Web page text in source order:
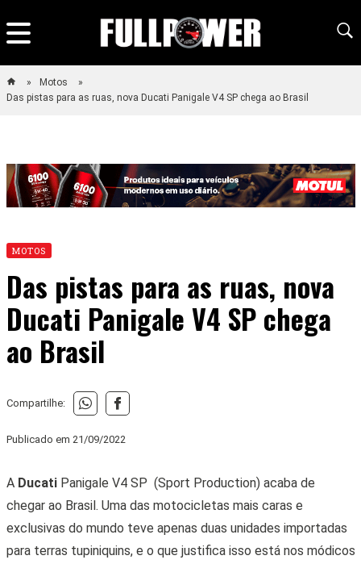
Motos
Das pistas para as ruas, nova Ducati Panigale V4 SP chega ao Brasil
MOTOS
Das pistas para as ruas, nova
Ducati Panigale V4 SP chega
ao Brasil
Compartilhe:
Publicado em 21/09/2022
A Ducati Panigale V4 SP (Sport Production) acaba de
chegar ao Brasil. Uma das motocicletas mais caras e
exclusivas do mundo teve apenas duas unidades importadas
para terras tupiniquins, e o que justifica isso está nos módicos